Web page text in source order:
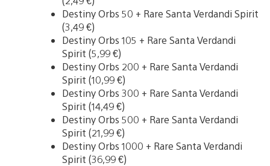
Destiny Orbs 50 + Rare Santa Verdandi Spirit
(3,49 €)
Destiny Orbs 105 + Rare Santa Verdandi
Spirit (5,99 €)
Destiny Orbs 200 + Rare Santa Verdandi
Spirit (10,99 €)
Destiny Orbs 300 + Rare Santa Verdandi
Spirit (14,49 €)
Destiny Orbs 500 + Rare Santa Verdandi
Spirit (21,99 €)
Destiny Orbs 1000 + Rare Santa Verdandi
Spirit (36,99 €)